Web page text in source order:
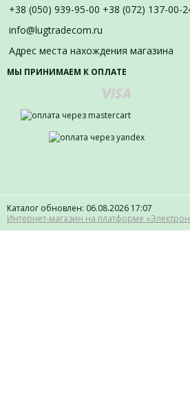
+38 (050) 939-95-00 +38 (072) 137-00-
info@lugtradecom.ru
Адрес места нахождения магазина
МЫ ПРИНИМАЕМ К ОПЛАТЕ
Каталог обновлен: 06.08.2026 17:07
Интернет-магазин на платформе